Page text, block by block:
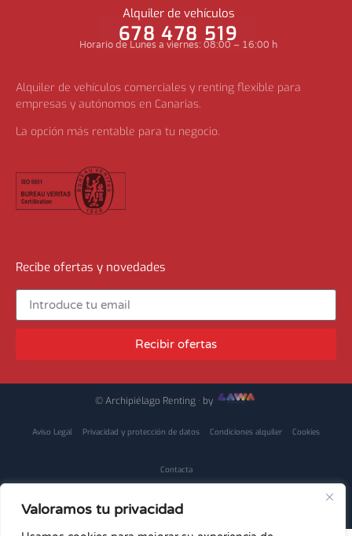
Valoramos tu privacidad
Alquiler de vehículos
678 478 519
Horario de Lunes a viernes: 08:00 – 16:00 h
Alquiler de vehículos comerciales y renting flexible para
empresas y autónomos en Canarias.
La opción más rentable para tu negocio.
Recibe ofertas y novedades
Recibir ofertas
© Archipiélago Renting · by
Aviso Legal Privacidad y protección de datos Condiciones alquiler Cookies
Contacta